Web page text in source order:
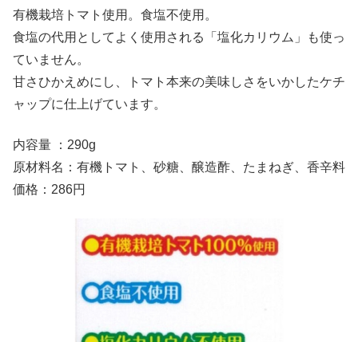
有機栽培トマト使用。食塩不使用。
食塩の代用としてよく使用される「塩化カリウム」も使っ
ていません。
甘さひかえめにし、トマト本来の美味しさをいかしたケチ
ャップに仕上げています。
内容量 ：290g
原材料名：有機トマト、砂糖、醸造酢、たまねぎ、香辛料
価格：286円